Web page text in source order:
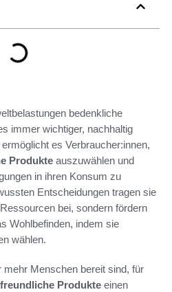
bedenkliche
immer wichtiger, nachhaltig
es Verbraucher:innen,
Produkte auszuwählen und
in ihren Konsum zu
Entscheidungen tragen sie
bei, sondern fördern
Wohlbefinden, indem sie
wählen.
Menschen bereit sind, für
Produkte einen